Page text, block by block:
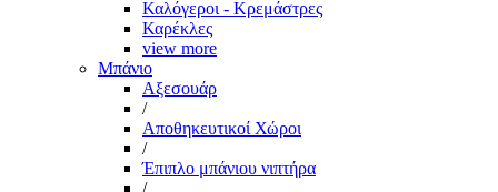
Καλόγεροι - Κρεμάστρες
Καρέκλες
view more
Μπάνιο
Αξεσουάρ
/
Αποθηκευτικοί Χώροι
/
Έπιπλο μπάνιου νιπτήρα
/